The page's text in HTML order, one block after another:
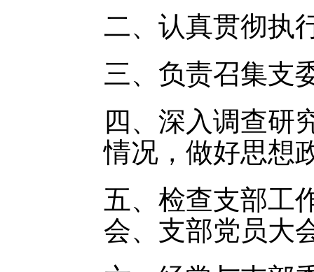
二、认真贯彻执
三、负责召集支
四、深入调查研
情况，做好思想
五、检查支部工
会、支部党员大